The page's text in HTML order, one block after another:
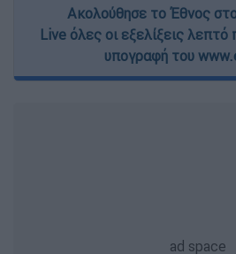
Ακολούθησε το Έθνος
Live όλες οι εξελίξεις
υπογραφή του